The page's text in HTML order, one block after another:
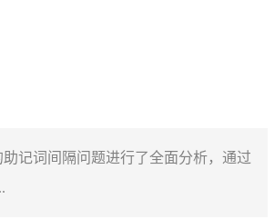
记词间隔问题进行了全面分析，通过